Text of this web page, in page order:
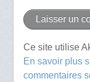
Ce site utilise
En savoir plus
commentaires